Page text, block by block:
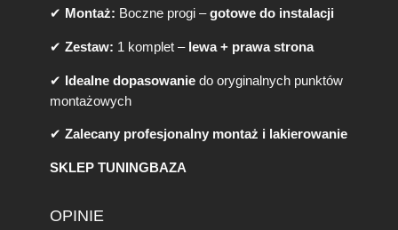
✔ Montaż: Boczne progi –gotowe do instalacji
✔ Zestaw: 1 komplet – lewa + prawa strona
✔ Idealne dopasowanie do oryginalnych punktów
montażowych
✔ Zalecany profesjonalny montaż i lakierowanie
SKLEP TUNINGBAZA
OPINIE